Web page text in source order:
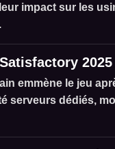
impact sur les
emmène le jeu
serveurs dédiés,